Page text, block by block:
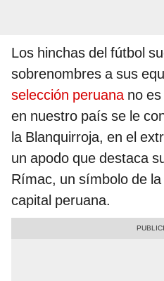
Los hinchas del fútbol
sobrenombres a sus
selección peruanano es
en nuestro país se le
la Blanquirroja, en el
un apodo que destaca
Rímac, un símbolo de
capital peruana.